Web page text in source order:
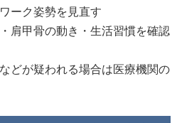
ーク姿勢を見直す
肩甲骨の動き・生活習慣を確認
どが疑われる場合は医療機関の